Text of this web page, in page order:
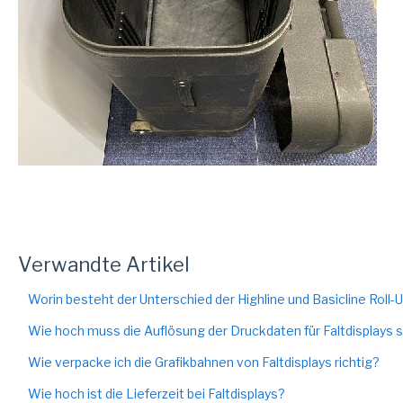
Verwandte Artikel
Worin besteht der Unterschied der Highline und Basicline Roll-
Wie hoch muss die Auflösung der Druckdaten für Faltdisplays
Wie verpacke ich die Grafikbahnen von Faltdisplays richtig?
Wie hoch ist die Lieferzeit bei Faltdisplays?